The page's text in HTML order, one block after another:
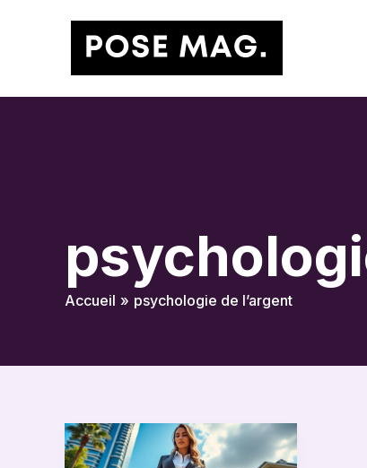
Accueil psychologie de l’argent
Comprendre
l’impact